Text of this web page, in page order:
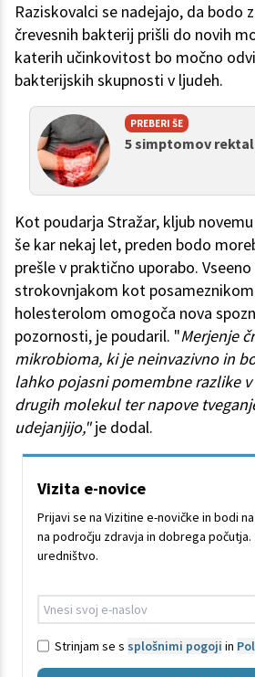
Raziskovalci se nadejajo, da bodo
črevesnih bakterij prišli do novih
katerih učinkovitost bo močno
bakterijskih skupnosti v ljudeh.
PREBERI ŠE
5 simptomov
Kot poudarja Stražar, kljub
še kar nekaj let, preden bodo
prešle v praktično uporabo.
strokovnjakom kot
holesterolom omogoča nova
pozornosti, je poudaril. "Merjenje
mikrobioma, ki je neinvazivno in
lahko pojasni pomembne razlike
drugih molekul ter napove
udejanjijo,"je dodal.
Vizita e-novice
Prijavi se na Vizitine e-novičke in bodi
na področju zdravja in dobrega
uredništvo.
Strinjam se s splošnimi pogoji in